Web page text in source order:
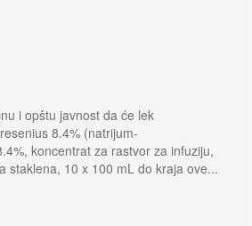
i opštu javnost da će lek
8.4% (natrijum-
koncentrat za rastvor za infuziju,
staklena, 10 x 100 mL do kraja ove...